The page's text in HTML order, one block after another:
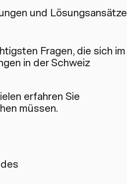
und Lösungsansätze
Fragen, die sich im
in der Schweiz
erfahren Sie
müssen.